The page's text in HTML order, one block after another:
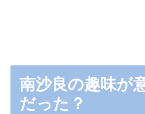
南沙良の趣味が
だった？